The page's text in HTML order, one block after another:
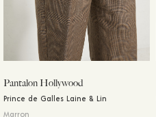
Pantalon Hollywood
Prince de Galles Laine & Lin
Marron